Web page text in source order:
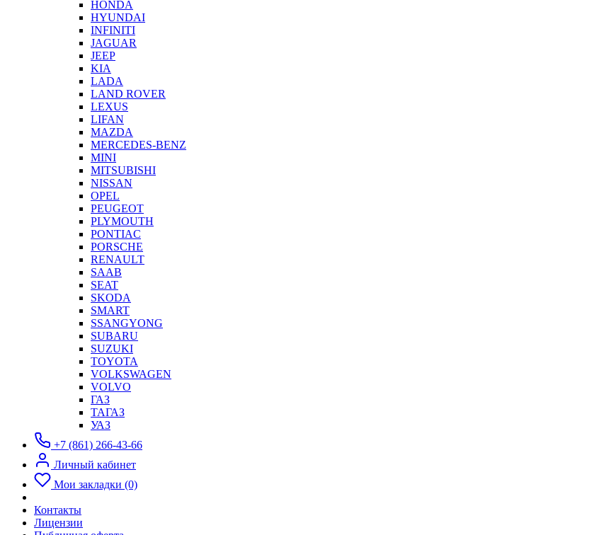
HONDA
HYUNDAI
INFINITI
JAGUAR
JEEP
KIA
LADA
LAND ROVER
LEXUS
LIFAN
MAZDA
MERCEDES-BENZ
MINI
MITSUBISHI
NISSAN
OPEL
PEUGEOT
PLYMOUTH
PONTIAC
PORSCHE
RENAULT
SAAB
SEAT
SKODA
SMART
SSANGYONG
SUBARU
SUZUKI
TOYOTA
VOLKSWAGEN
VOLVO
ГАЗ
ТАГАЗ
УАЗ
+7 (861) 266-43-66
Личный кабинет
Мои закладки (0)
Контакты
Лицензии